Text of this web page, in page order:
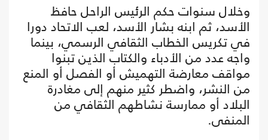
وخلال سنوات حكم الرئيس الراحل حافظ
الأسد، ثم ابنه بشار الأسد، لعب الاتحاد دورا
في تكريس الخطاب الثقافي الرسمي، بينما
واجه عدد من الأدباء والكتاب الذين تبنوا
مواقف معارضة التهميش أو الفصل أو المنع
من النشر، واضطر كثير منهم إلى مغادرة
البلاد أو ممارسة نشاطهم الثقافي من
المنفى.